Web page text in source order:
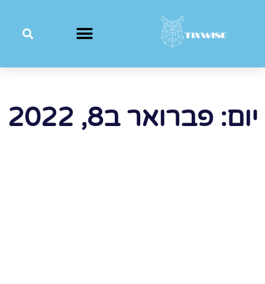
יום: פברואר ב8, 2022